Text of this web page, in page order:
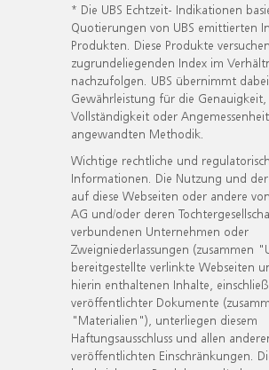
* Die UBS Echtzeit- Indikationen
Quotierungen von UBS emittierten
Produkten. Diese Produkte
zugrundeliegenden Index im
nachzufolgen. UBS übernimmt
Gewährleistung für die Genauigkeit,
Vollständigkeit oder
angewandten Methodik.
Wichtige rechtliche und
Informationen. Die Nutzung und
auf diese Webseiten oder andere
AG und/oder deren
verbundenen Unternehmen oder
Zweigniederlassungen (zusammen
bereitgestellte verlinkte Webseiten
hierin enthaltenen Inhalte,
veröffentlichter Dokumente
"Materialien"), unterliegen diesem
Haftungsausschluss und allen
veröffentlichten Einschränkungen.